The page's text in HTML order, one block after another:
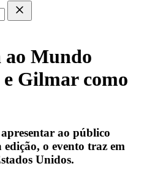
ao Mundo
Gilmar como
ao público
o evento traz em
Unidos.